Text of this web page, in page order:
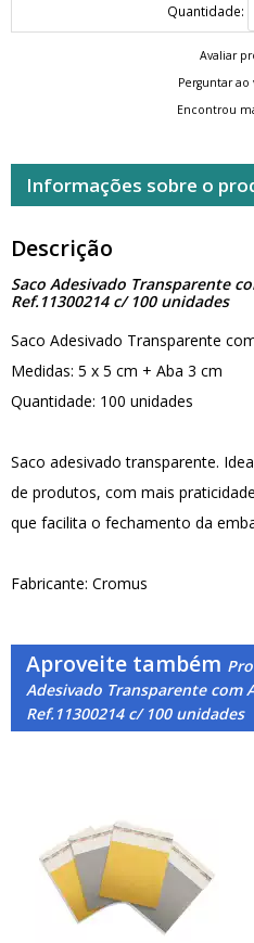
Quantidade:
Avaliar
Perguntar
Encontrou
Informações sobre o
Descrição
Saco Adesivado Transparente
Ref.11300214 c/ 100 unidades
Saco Adesivado Transparente
Medidas: 5 x 5 cm + Aba 3 cm
Quantidade: 100 unidades
Saco adesivado transparente.
de produtos, com mais
que facilita o fechamento da
Fabricante: Cromus
Aproveite também
Adesivado Transparente com
Ref.11300214 c/ 100 unidades